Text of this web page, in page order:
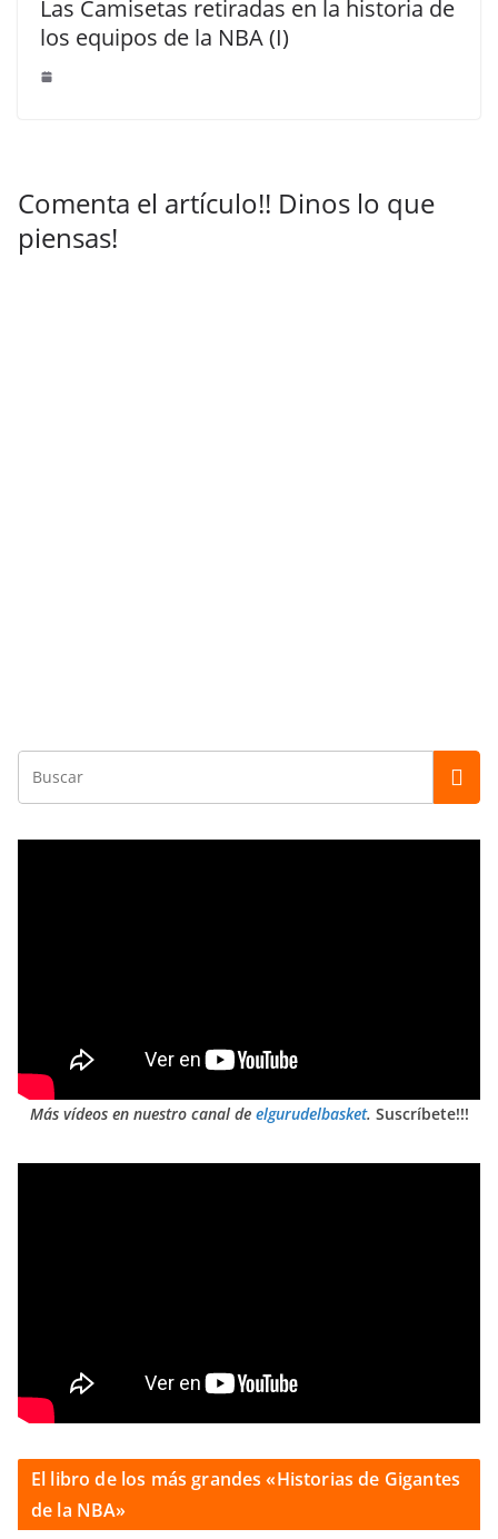
Las Camisetas retiradas en la historia de
los equipos de la NBA (I)
Comenta el artículo!! Dinos lo que
piensas!
Más vídeos en nuestro canal de elgurudelbasket. Suscríbete!!!
El libro de los más grandes «Historias de Gigantes
de la NBA»